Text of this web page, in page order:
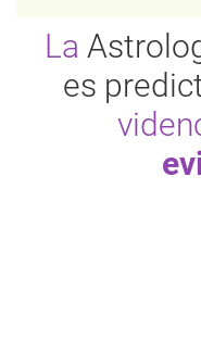
La
es